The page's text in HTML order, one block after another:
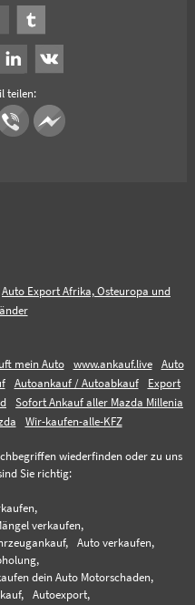
teilen:
Auto Export Afrika, Osteuropa und
mein Auto www.ankauf.live
Auto
Autoankauf / Autoabkauf
Export
Sofort Ankauf aller Mazda Millenia
Wir-kaufen-alle-KFZ
wiederfinden oder zu uns
Sie richtig:
verkaufen,
Auto verkaufen,
dein Auto Motorschaden,
Autoexport,